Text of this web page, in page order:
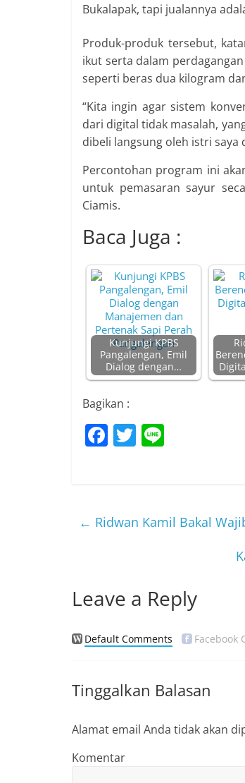
Bukalapak, tapi jualannya
Produk-produk tersebut,
ikut serta dalam
seperti beras dua kilogram
“Kita ingin agar sistem
dari digital tidak masalah,
dibeli langsung oleh istri saya
Percontohan program ini
untuk pemasaran sayur
Ciamis.
Baca Juga :
Kunjungi KPBS
Pangalengan, Emil
Dialog dengan…
Bagikan :
F
b
k
T
← Ridwan Kamil Bakal
Leave a Reply
Default Comments Facebook
Tinggalkan Balasan
Alamat email Anda tidak akan
Komentar